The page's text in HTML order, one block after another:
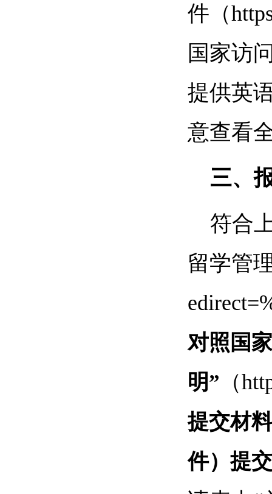
件（
国家访
提供英
意查看
三、
符合
留学管
对照国
明” （
提交材料
件）提